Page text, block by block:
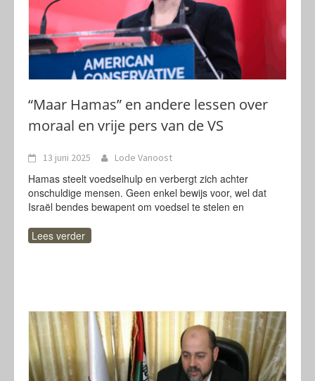
“Maar Hamas” en andere lessen over
moraal en vrije pers van de VS
13 juni 2025 Lode Vanoost
Hamas steelt voedselhulp en verbergt zich achter
onschuldige mensen. Geen enkel bewijs voor, wel dat
Israël bendes bewapent om voedsel te stelen en
Lees verder